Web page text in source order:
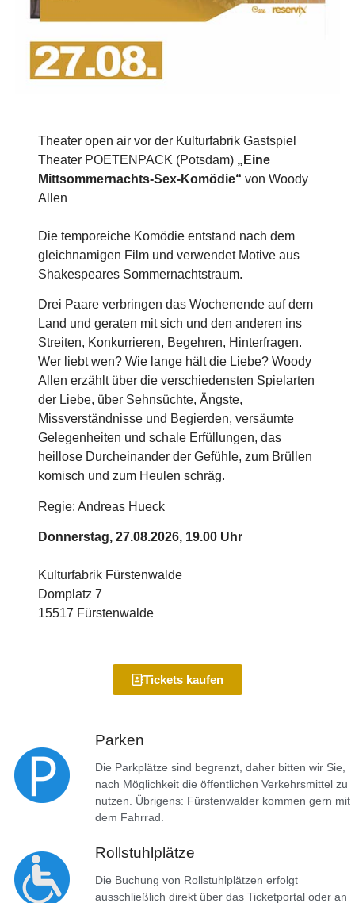
Theater open air vor der Kulturfabrik Gastspiel
Theater POETENPACK (Potsdam) „Eine
Mittsommernachts-Sex-Komödie“ von Woody
Allen
Die temporeiche Komödie entstand nach dem
gleichnamigen Film und verwendet Motive aus
Shakespeares Sommernachtstraum.
Drei Paare verbringen das Wochenende auf dem
Land und geraten mit sich und den anderen ins
Streiten, Konkurrieren, Begehren, Hinterfragen.
Wer liebt wen? Wie lange hält die Liebe? Woody
Allen erzählt über die verschiedensten Spielarten
der Liebe, über Sehnsüchte, Ängste,
Missverständnisse und Begierden, versäumte
Gelegenheiten und schale Erfüllungen, das
heillose Durcheinander der Gefühle, zum Brüllen
komisch und zum Heulen schräg.
Regie: Andreas Hueck
Donnerstag, 27.08.2026, 19.00 Uhr
Kulturfabrik Fürstenwalde
Domplatz 7
15517 Fürstenwalde
Tickets kaufen
Parken
Die Parkplätze sind begrenzt, daher bitten wir Sie,
nach Möglichkeit die öffentlichen Verkehrsmittel zu
nutzen. Übrigens: Fürstenwalder kommen gern mit
dem Fahrrad.
Rollstuhlplätze
Die Buchung von Rollstuhlplätzen erfolgt
ausschließlich direkt über das Ticketportal oder an